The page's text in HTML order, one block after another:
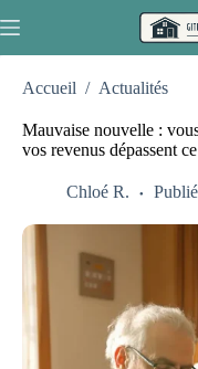
au
Accueil / Actualités
Mauvaise nouvelle :
vos revenus dépassent
Chloé R.